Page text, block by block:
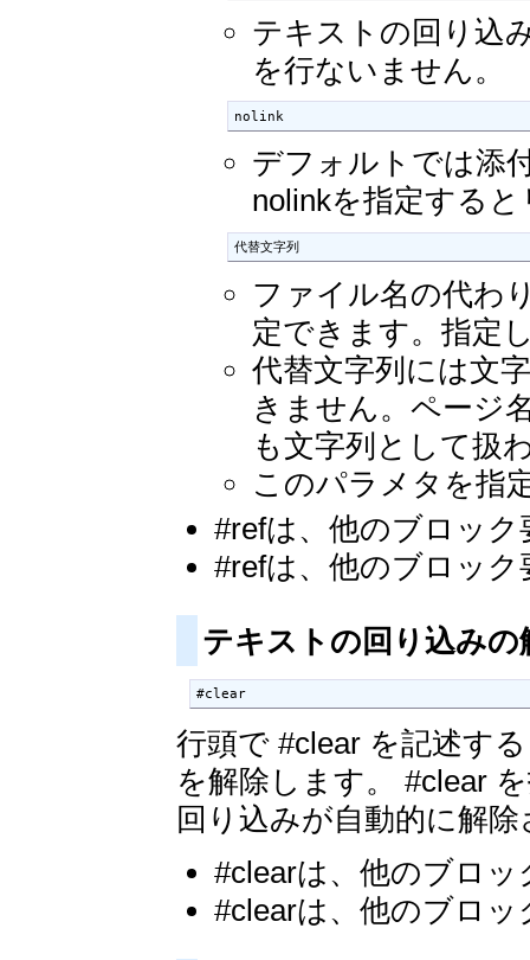
テキストの回り込
を行ないません。
nolink
デフォルトでは添
nolinkを指定する
代替文字列
ファイル名の代わ
定できます。指定
代替文字列には文
きません。ページ
も文字列として扱
このパラメタを指
#refは、他のブロッ
#refは、他のブロッ
テキストの回り込み
#clear
行頭で #clear を記述す
を解除します。 #clear
回り込みが自動的に解
#clearは、他のブロ
#clearは、他のブロ